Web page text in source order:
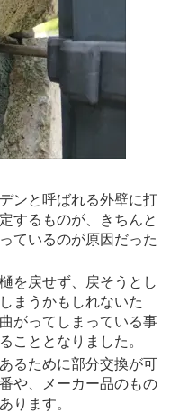
ンと呼ばれる外壁に打
するものが、きちんと
ているのが原因だった
を戻せず、戻そうとし
まうかもしれないた
がってしまっている事
こととなりました。
るために部分交換が可
や、メーカー品のもの
ります。